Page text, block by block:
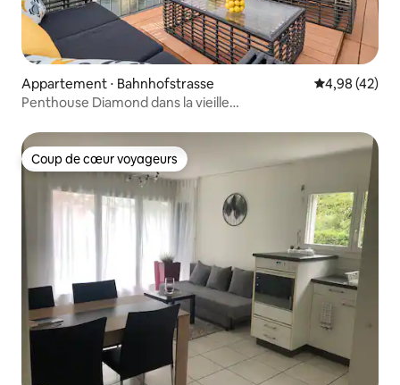
Appartement ⋅ Bahnhofstrasse Évaluation
4,98 (42)
Penthouse Diamond dans la vieille
Coup de cœur voyageurs
Coup de cœur voyageurs